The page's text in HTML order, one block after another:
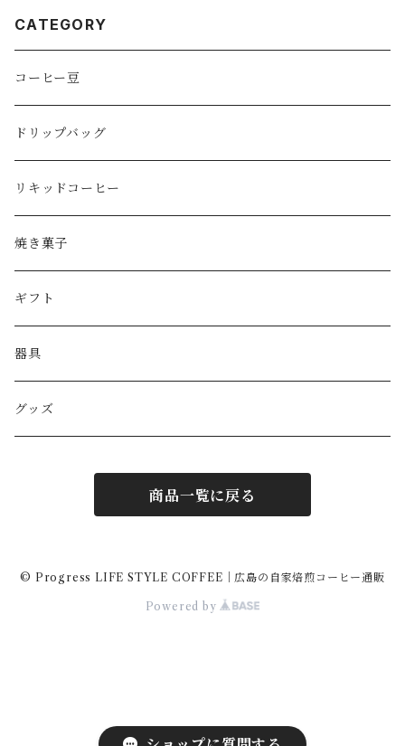
CATEGORY
コーヒー豆
ドリップバッグ
リキッドコーヒー
焼き菓子
ギフト
器具
グッズ
商品一覧に戻る
© Progress LIFE STYLE COFFEE｜広島の自家焙煎コーヒー通販
Powered by